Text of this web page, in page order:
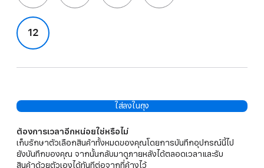
12
ใส่ลงในถุง
ต้องการเวลาอีกหน่อยใช่หรือไม่
เก็บรักษาตัวเลือกสินค้าทั้งหมดของคุณโดยการบันทึกอุปกรณ์นี้ไป
ยังบันทึกของคุณ จากนั้นกลับมาดูภายหลังได้ตลอดเวลาและรับ
สินค้าด้วยตัวเองได้ทันทีต่อจากที่ค้างไว้